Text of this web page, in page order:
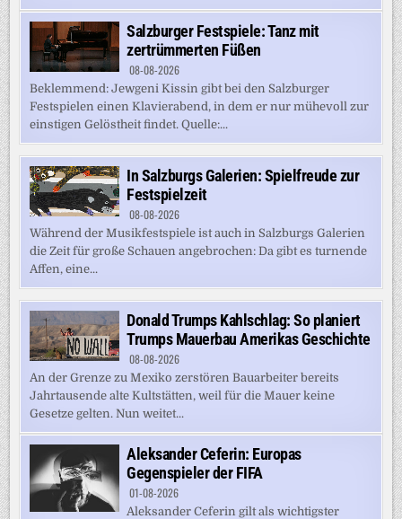
Salzburger Festspiele: Tanz mit
zertrümmerten Füßen
08-08-2026
Beklemmend: Jewgeni Kissin gibt bei den Salzburger
Festspielen einen Klavierabend, in dem er nur mühevoll zur
einstigen Gelöstheit findet. Quelle:...
In Salzburgs Galerien: Spielfreude zur
Festspielzeit
08-08-2026
Während der Musikfestspiele ist auch in Salzburgs Galerien
die Zeit für große Schauen angebrochen: Da gibt es turnende
Affen, eine...
Donald Trumps Kahlschlag: So planiert
Trumps Mauerbau Amerikas Geschichte
08-08-2026
An der Grenze zu Mexiko zerstören Bauarbeiter bereits
Jahrtausende alte Kultstätten, weil für die Mauer keine
Gesetze gelten. Nun weitet...
Aleksander Ceferin: Europas
Gegenspieler der FIFA
01-08-2026
Aleksander Ceferin gilt als wichtigster